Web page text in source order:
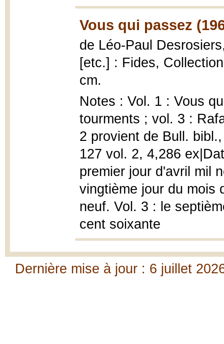
Vous qui passez
de Léo-Paul
[etc.] : Fides,
cm.
Notes : Vol. 1 : Vous
tourments ; vol. 3 :
2 provient de Bull.
127 vol. 2, 4,286
premier jour d'avril mil
vingtième jour du mois
neuf. Vol. 3 : le
cent soixante
Dernière mise à jour : 6 juillet